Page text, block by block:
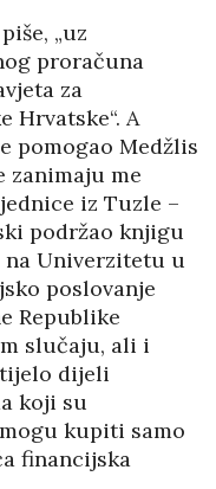
„uz
proračuna
za
Hrvatske“. A
pomogao Medžlis
zanimaju me
iz Tuzle –
podržao knjigu
Univerzitetu u
poslovanje
Republike
slučaju, ali i
dijeli
koji su
kupiti samo
financijska